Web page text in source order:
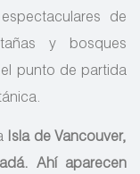
de
y bosques
punto de partida
Isla de Vancouver,
Ahí aparecen